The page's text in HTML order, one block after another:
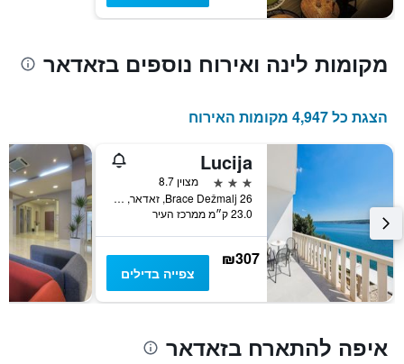
מקומות לינה ואירוח נוספים בזאדאר
הצגת כל 4,947 מקומות האירוח
Lucija
3 כוכבים
מצוין 8.7
Brace Dežmalj 26, זאדאר, קרואטיה
23.0 ק״מ ממרכז העיר
₪307
צפייה בדילים
איפה להתארח בזאדאר